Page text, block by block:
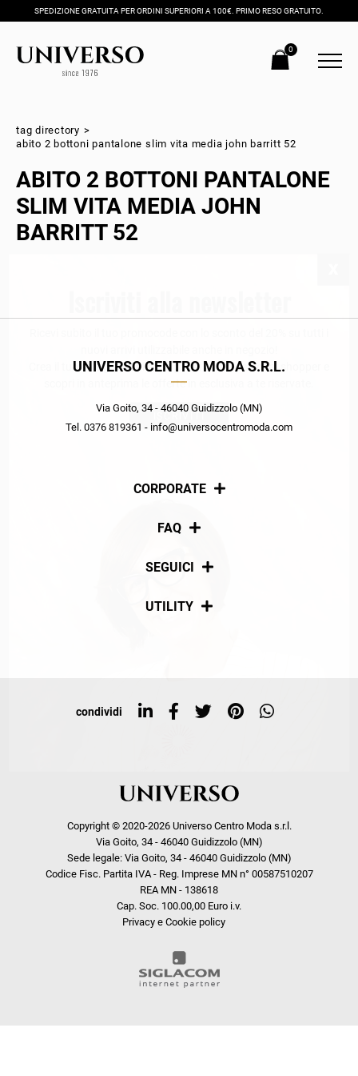
SPEDIZIONE GRATUITA PER ORDINI SUPERIORI A 100€. PRIMO RESO GRATUITO.
0
tag directory >
abito 2 bottoni pantalone slim vita media john barritt 52
ABITO 2 BOTTONI PANTALONE
SLIM VITA MEDIA JOHN
BARRITT 52
UNIVERSO CENTRO MODA S.R.L.
Via Goito, 34 - 46040 Guidizzolo (MN)
Tel. 0376 819361 - info@universocentromoda.com
CORPORATE
Chi siamo
FAQ
Pagamenti
SEGUICI
Social
UTILITY
Top ricerche
condividi
Copyright © 2020-2026 Universo Centro Moda s.r.l.
Via Goito, 34 - 46040 Guidizzolo (MN)
Sede legale: Via Goito, 34 - 46040 Guidizzolo (MN)
Codice Fisc. Partita IVA - Reg. Imprese MN n° 00587510207
REA MN - 138618
Cap. Soc. 100.00,00 Euro i.v.
Privacy e Cookie policy
Crea il tuo stile grazie ai consigli dei nostri personal shopper e
scopri in anteprima le offerte in esclusiva a te riservate.